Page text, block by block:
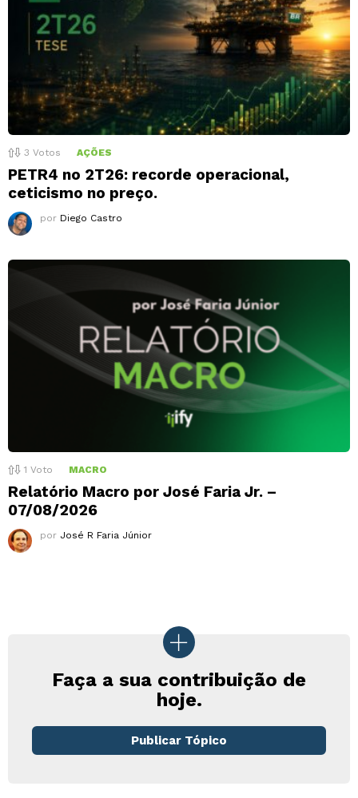
3 Votos AÇÕES
PETR4 no 2T26: recorde operacional,
ceticismo no preço.
por Diego Castro
1 Voto MACRO
Relatório Macro por José Faria Jr. –
07/08/2026
por José R Faria Júnior
Faça a sua contribuição de
hoje.
Publicar Tópico